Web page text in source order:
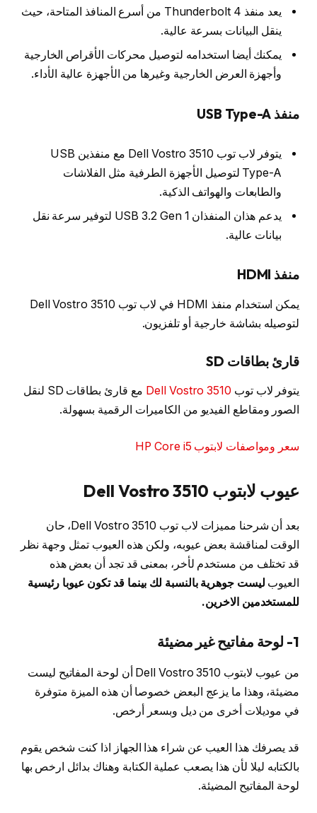
يعد منفذ Thunderbolt 4 من أسرع المنافذ المتاحة، حيث
ينقل البيانات بسرعة عالية.
يمكنك أيضا استخدامه لتوصيل محركات الأقراص الخارجية
وأجهزة العرض الخارجية وغيرها من الأجهزة عالية الأداء.
منفذ USB Type-A
يتوفر لاب توب Dell Vostro 3510 مع منفذين USB
Type-A لتوصيل الأجهزة الطرفية مثل الفلاشات
والطابعات والهواتف الذكية.
يدعم هذان المنفذان USB 3.2 Gen 1 لتوفير سرعة نقل
بيانات عالية.
منفذ HDMI
يمكن استخدام منفذ HDMI في لاب توب Dell Vostro 3510
لتوصيله بشاشة خارجية أو تلفزيون.
قارئ بطاقات SD
يتوفر لاب توب Dell Vostro 3510
مع قارئ بطاقات SD لنقل
الصور ومقاطع الفيديو من الكاميرات الرقمية بسهولة.
سعر ومواصفات لابتوب HP Core i5
عيوب لابتوب Dell Vostro 3510
بعد أن شرحنا مميزات لاب توب Dell Vostro 3510، حان
الوقت لمناقشة بعض عيوبه، ولكن هذه العيوب تمثل وجهة نظر
قد تختلف من مستخدم لأخر، بمعنى قد تجد أن بعض هذه
العيوب ليست جوهرية بالنسبة لك بينما قد تكون عيوبا رئيسية
للمستخدمين الاخرين.
1- لوحة مفاتيح غير مضيئة
من عيوب لابتوب Dell Vostro 3510 أن لوحة المفاتيح ليست
مضيئة، وهذا ما يزعج البعض خصوصا أن هذه الميزة متوفرة
في موديلات أخرى من ديل وبسعر أرخص.
قد يصرفك هذا العيب عن شراء هذا الجهاز اذا كنت شخص يقوم
بالكتابه ليلا لأن هذا يصعب عملية الكتابة وهناك بدائل ارخص بها
لوحة المفاتيح المضيئة.